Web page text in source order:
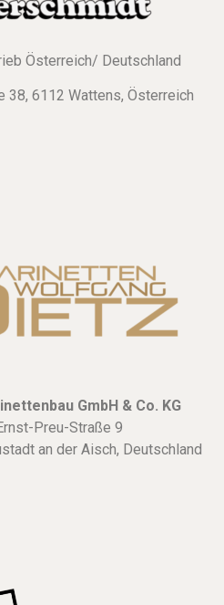
Deutsch
Böhm
Österreich/ Deutschland
38, 6112 Wattens, Österreich
GmbH & Co. KG
Preu-Straße 9
an der Aisch, Deutschland